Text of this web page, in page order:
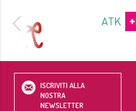
ISCRIVITI ALLA
NOSTRA
NEWSLETTER